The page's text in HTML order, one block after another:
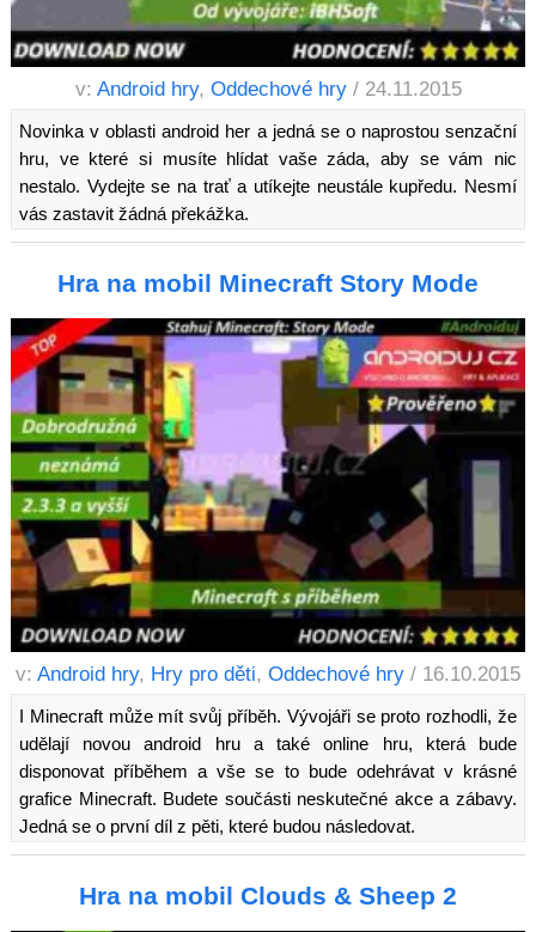
v: Android hry, Oddechové hry / 24.11.2015
Novinka v oblasti android her a jedná se o naprostou senzační
hru, ve které si musíte hlídat vaše záda, aby se vám nic
nestalo. Vydejte se na trať a utíkejte neustále kupředu. Nesmí
vás zastavit žádná překážka.
Hra na mobil Minecraft Story Mode
v: Android hry, Hry pro děti, Oddechové hry / 16.10.2015
I Minecraft může mít svůj příběh. Vývojáři se proto rozhodli, že
udělají novou android hru a také online hru, která bude
disponovat příběhem a vše se to bude odehrávat v krásné
grafice Minecraft. Budete součásti neskutečné akce a zábavy.
Jedná se o první díl z pěti, které budou následovat.
Hra na mobil Clouds & Sheep 2